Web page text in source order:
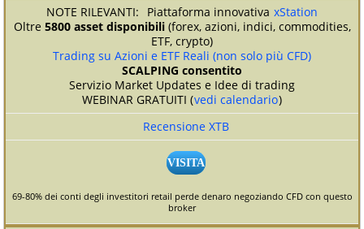
Piattaforma innovativa xStation
Oltre 5800 asset disponibili(forex, azioni, indici, commodities,
ETF, crypto)
Trading su Azioni e ETF Reali (non solo più CFD)
SCALPING consentito
Servizio Market Updates e Idee di trading
WEBINAR GRATUITI (vedi calendario)
Recensione XTB
VISITA
69-80% dei conti degli investitori retail perde denaro negoziando CFD con questo
broker